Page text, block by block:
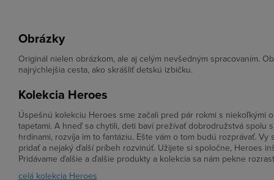
Obrázky
Originál nielen obrázkom, ale aj celým nevšedným spracovaním.
najrýchlejšia cesta, ako skrášliť detskú izbičku.
Kolekcia Heroes
Úspešnú kolekciu Heroes sme začali pred pár rokmi s niekoľkými
tapetami. A hneď sa chytili, deti baví prežívať dobrodružstvá spolu
hrdinami, rozvíja im to fantáziu. Ešte vám o tom budú rozprávať. Vy
pridať a nejaký ďalší príbeh rozvinúť. Užijete si spoločne, Heroes
Pridávame ďalšie a ďalšie produkty a kolekcia sa nám pekne
celá kolekcia Heroes